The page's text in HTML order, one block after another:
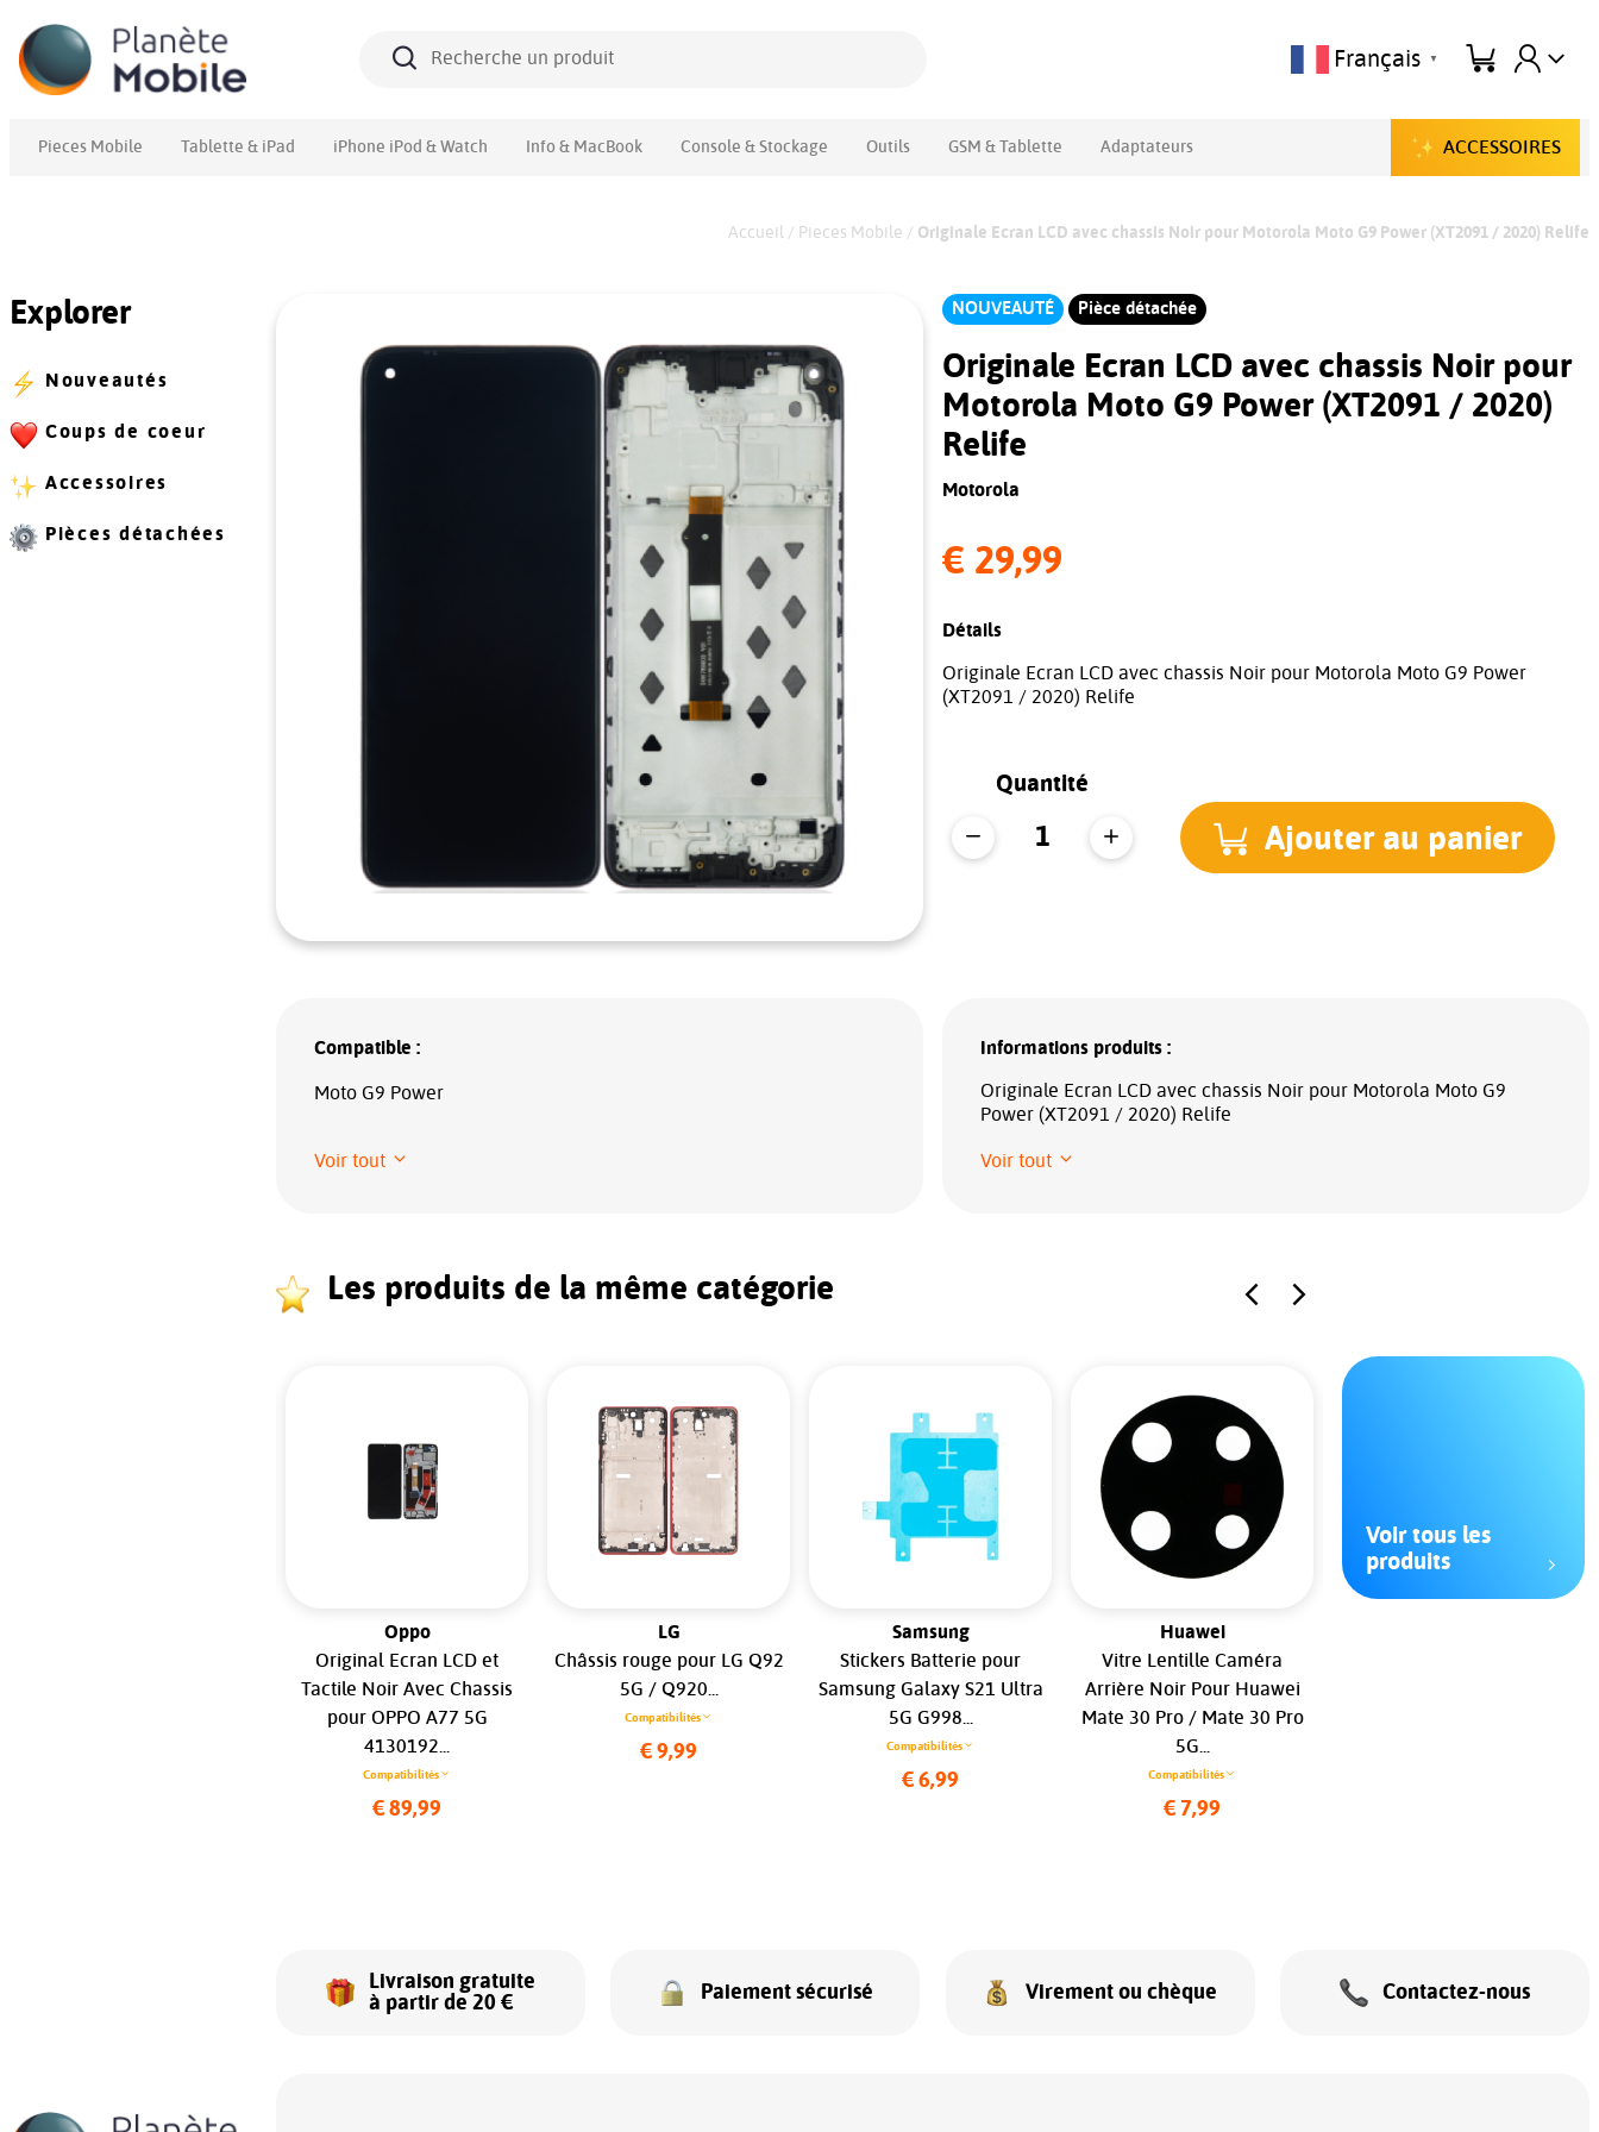
Pieces Mobile Tablette & iPad iPhone iPod & Watch Info & MacBook Console & Stockage Outils GSM & Tablette Adaptateurs ACCESSOIRES
Français ▼
Accueil / Pieces Mobile / Originale Ecran LCD avec chassis Noir pour Motorola Moto G9 Power (XT2091 / 2020) Relife
Explorer
Nouveautés
Coups de coeur
Accessoires
Pièces détachées
NOUVEAUTÉ Pièce détachée
Originale Ecran LCD avec chassis Noir pour
Motorola Moto G9 Power (XT2091 / 2020)
Relife
Motorola
€ 29,99
Détails
Originale Ecran LCD avec chassis Noir pour Motorola Moto G9 Power
(XT2091 / 2020) Relife
Quantité
Ajouter au panier
Compatible :
Moto G9 Power
Voir tout
Informations produits :
Originale Ecran LCD avec chassis Noir pour Motorola Moto G9
Power (XT2091 / 2020) Relife
Voir tout
Les produits de la même catégorie
Oppo
Original Ecran LCD et
Tactile Noir Avec Chassis
pour OPPO A77 5G
4130192...
Compatibilités
€ 89,99
LG
Châssis rouge pour LG Q92
5G / Q920...
Compatibilités
€ 9,99
Samsung
Stickers Batterie pour
Samsung Galaxy S21 Ultra
5G G998...
Compatibilités
€ 6,99
Huawei
Vitre Lentille Caméra
Arrière Noir Pour Huawei
Mate 30 Pro / Mate 30 Pro
5G...
Compatibilités
€ 7,99
Voir tous les
produits
Livraison gratuite
à partir de 20 €
Paiement sécurisé Virement ou chèque Contactez-nous